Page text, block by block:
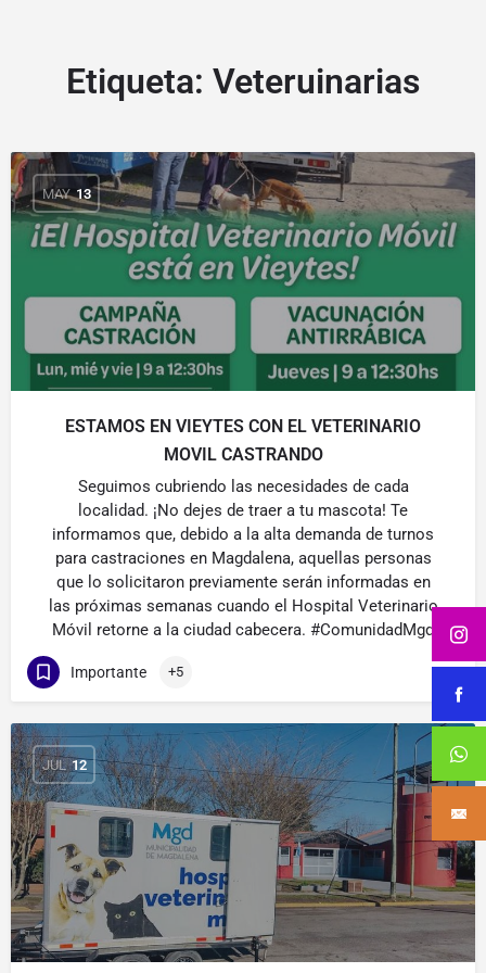
Etiqueta: Veteruinarias
MAY 13
ESTAMOS EN VIEYTES CON EL VETERINARIO
MOVIL CASTRANDO
Seguimos cubriendo las necesidades de cada
localidad. ¡No dejes de traer a tu mascota! Te
informamos que, debido a la alta demanda de turnos
para castraciones en Magdalena, aquellas personas
que lo solicitaron previamente serán informadas en
las próximas semanas cuando el Hospital Veterinario
Móvil retorne a la ciudad cabecera. #ComunidadMgd
Importante +5
JUL 12